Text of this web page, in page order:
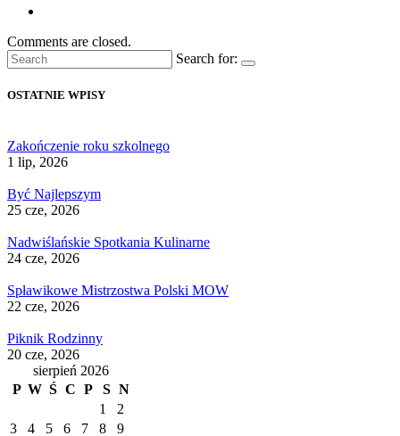
Comments are closed.
Search for:
OSTATNIE WPISY
Zakończenie roku szkolnego
1 lip, 2026
Być Najlepszym
25 cze, 2026
Nadwiślańskie Spotkania Kulinarne
24 cze, 2026
Spławikowe Mistrzostwa Polski MOW
22 cze, 2026
Piknik Rodzinny
20 cze, 2026
sierpień 2026
P W Ś C P S N
1
2
3
4 5 6 7 8
9